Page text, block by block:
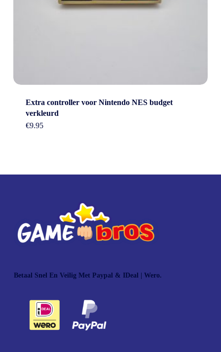
Extra controller voor Nintendo NES budget
verkleurd
€9.95
Betaal Snel En Veilig Met Paypal & IDeal | Wero.